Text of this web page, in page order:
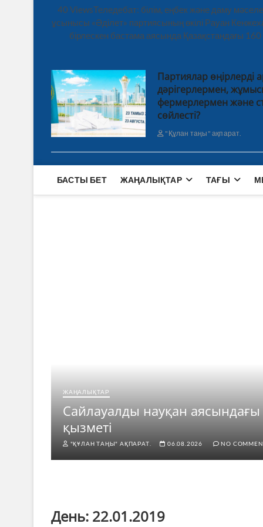
40 ViewsТеледебат: білім, еңбек және даму
ұсынысы «Әділет» партиясының өкілі Рауан
бірлескен бастама аясында Қазақстандағы
Партиялар өңірлерді
дәрігерлермен,
фермерлермен және
сөйлесті?
"Құлан таңы" ақпарат.
БАСТЫ БЕТ ЖАҢАЛЫҚТАР ТАҒЫ
ЖАҢАЛЫҚТАР
Сайлауалды науқан
қызметі
"ҚҰЛАН ТАҢЫ" АҚПАРАТ. 06.08.2026 NO
День: 22.01.2019